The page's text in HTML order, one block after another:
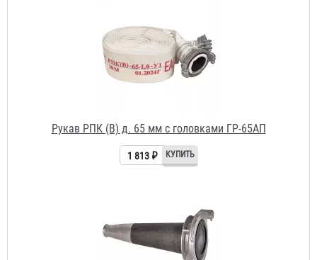
Рукав РПК (В) д. 65 мм с головками ГР-65АП
1 813 ₽
Ствол пожарный РС-70 Алюминий
450 ₽